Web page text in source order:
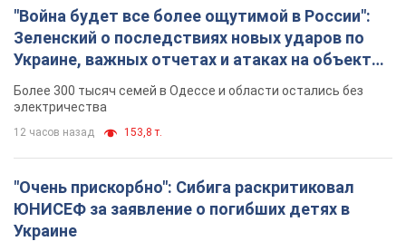
"Война будет все более ощутимой в России":
Зеленский о последствиях новых ударов по
Украине, важных отчетах и атаках на объекты
противника. Видео
Более 300 тысяч семей в Одессе и области остались без
электричества
12 часов назад 153,8 т.
"Очень прискорбно": Сибига раскритиковал
ЮНИСЕФ за заявление о погибших детях в
Украине